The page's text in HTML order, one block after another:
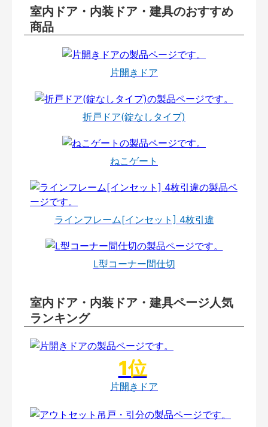
室内ドア・内装ドア・建具のおすすめ
商品
片開きドア
折戸ドア(錠なしタイプ)
ねこゲート
ラインフレーム[インセット] 4枚引違
L型コーナー間仕切
室内ドア・内装ドア・建具ページ人気
ランキング
片開きドア